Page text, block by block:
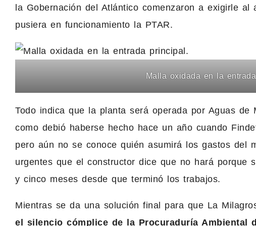
la Gobernación del Atlántico comenzaron a exigirle al
pusiera en funcionamiento la PTAR.
Malla oxidada en la
Todo indica que la planta será operada por Aguas de
como debió haberse hecho hace un año cuando
pero aún no se conoce quién asumirá los gastos del
urgentes que el constructor dice que no hará porque
y cinco meses desde que terminó los trabajos.
Mientras se da una solución final para que La
el silencio cómplice de la Procuraduría Ambiental